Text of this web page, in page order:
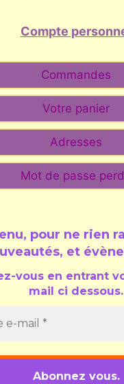
Compte
Commandes
Votre panier
Adresses
Mot de passe
pour ne rien
et
vous en entrant
mail ci dessous.